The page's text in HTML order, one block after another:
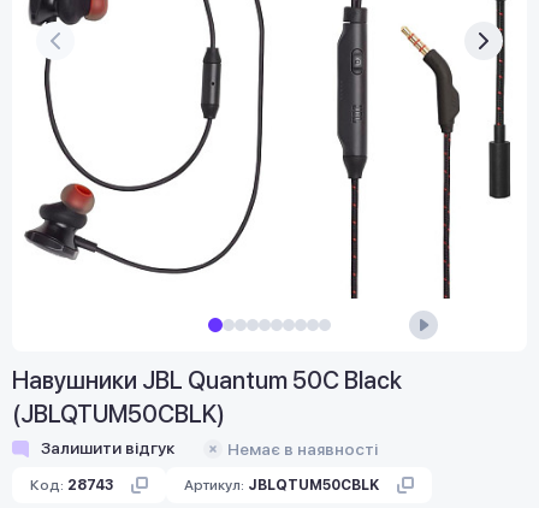
Навушники JBL Quantum 50С Black
(JBLQTUM50CBLK)
Залишити відгук Немає в наявності
Код: 28743 Артикул: JBLQTUM50CBLK